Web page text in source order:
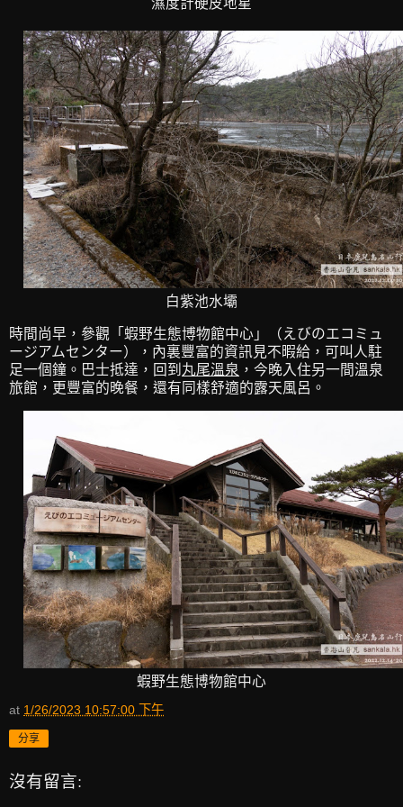
濕度計硬皮地星
白紫池水壩
時間尚早，參觀「蝦野生態博物館中心」（えびのエコミュ
ージアムセンター），內裏豐富的資訊見不暇給，可叫人駐
足一個鐘。巴士抵達，回到 丸尾溫泉 ，今晚入住另一間溫泉
旅館，更豐富的晚餐，還有同樣舒適的露天風呂。
蝦野生態博物館中心
at 1/26/2023 10:57:00 下午
分享
沒有留言: